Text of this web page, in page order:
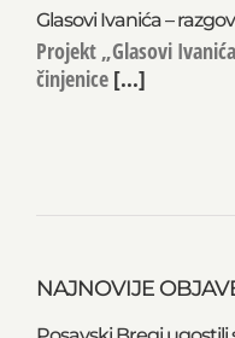
Glasovi Ivanića –
Projekt „Glasovi
činjenice [...]
NAJNOVIJE